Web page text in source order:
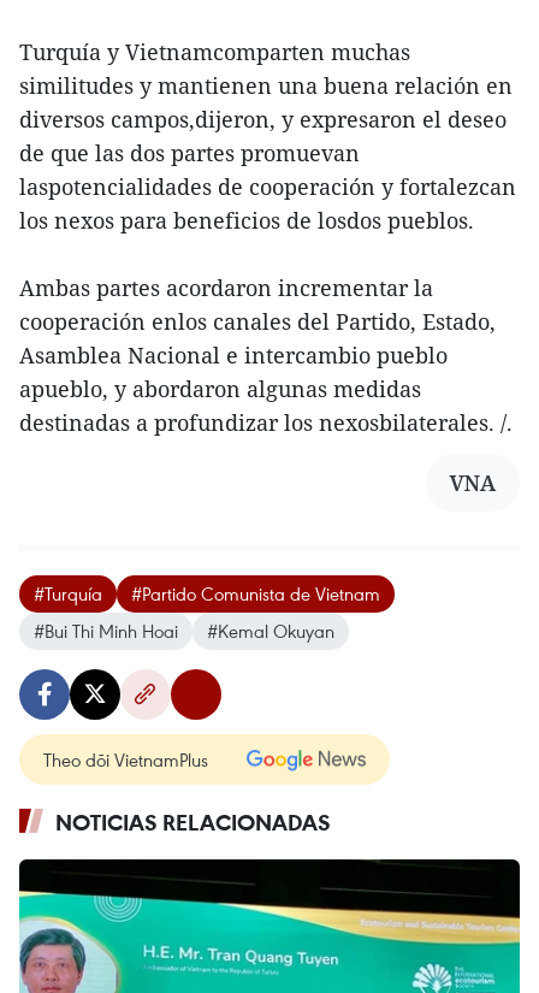
Turquía y Vietnamcomparten muchas
similitudes y mantienen una buena relación en
diversos campos,dijeron, y expresaron el deseo
de que las dos partes promuevan
laspotencialidades de cooperación y fortalezcan
los nexos para beneficios de losdos pueblos.
Ambas partes acordaron incrementar la
cooperación enlos canales del Partido, Estado,
Asamblea Nacional e intercambio pueblo
apueblo, y abordaron algunas medidas
destinadas a profundizar los nexosbilaterales. /.
VNA
#Turquía
#Partido Comunista de Vietnam
#Bui Thi Minh Hoai
#Kemal Okuyan
Theo dõi VietnamPlus
NOTICIAS RELACIONADAS